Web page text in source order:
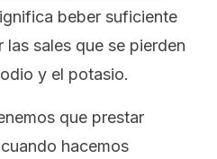
beber suficiente
sales que se pierden
y el potasio.
que prestar
hacemos